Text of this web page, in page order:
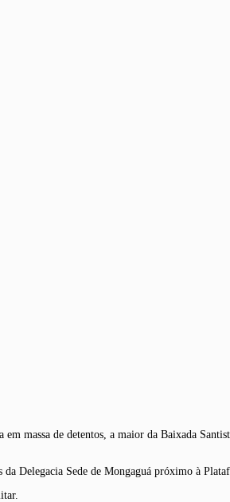
massa de detentos, a maior da Baixada
Delegacia Sede de Mongaguá próximo à